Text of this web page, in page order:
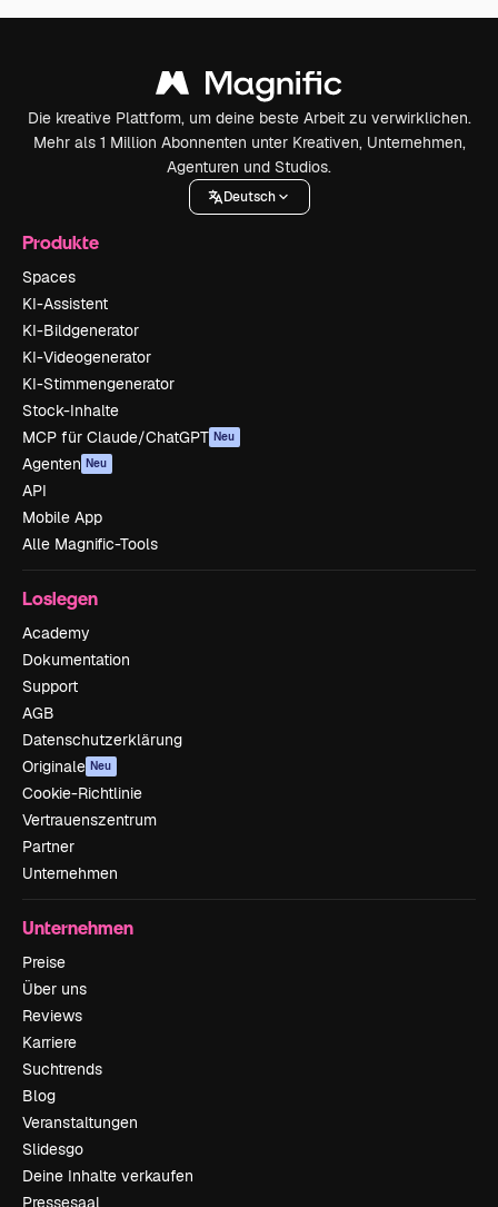
Die kreative Plattform, um deine beste Arbeit zu verwirklichen.
Mehr als 1 Million Abonnenten unter Kreativen, Unternehmen,
Agenturen und Studios.
Deutsch
Produkte
Spaces
KI-Assistent
KI-Bildgenerator
KI-Videogenerator
KI-Stimmengenerator
Stock-Inhalte
MCP für Claude/ChatGPT Neu
Agenten Neu
API
Mobile App
Alle Magnific-Tools
Loslegen
Academy
Dokumentation
Support
AGB
Datenschutzerklärung
Originale Neu
Cookie-Richtlinie
Vertrauenszentrum
Partner
Unternehmen
Unternehmen
Preise
Über uns
Reviews
Karriere
Suchtrends
Blog
Veranstaltungen
Slidesgo
Deine Inhalte verkaufen
Pressesaal